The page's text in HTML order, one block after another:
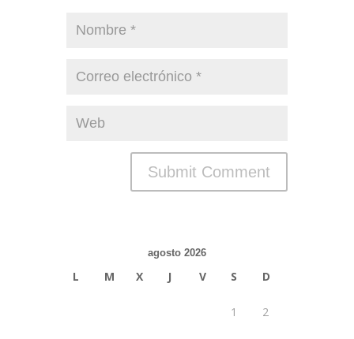
agosto 2026
L M X J V S D
1 2